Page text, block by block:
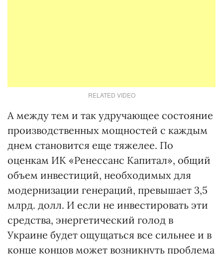
RELATED VIDEO
А между тем и так удручающее состояние
производственных мощностей с каждым
днем становится еще тяжелее. По
оценкам ИК «Ренессанс Капи­тал», общий
объем инвестиций, необходимых для
модернизации генераций, превышает 3,5
млрд. долл. И если не инвестировать эти
средства, энергетический голод в
Украине будет ощущаться все сильнее и в
конце концов может возникнуть проблема